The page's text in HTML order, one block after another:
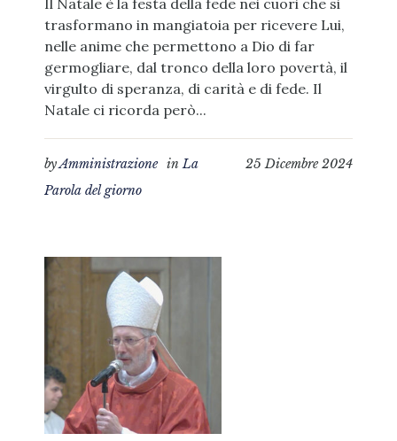
Il Natale è la festa della fede nei cuori che si
trasformano in mangiatoia per ricevere Lui,
nelle anime che permettono a Dio di far
germogliare, dal tronco della loro povertà, il
virgulto di speranza, di carità e di fede. Il
Natale ci ricorda però...
25 Dicembre 2024
byAmministrazione inLa
Parola del giorno